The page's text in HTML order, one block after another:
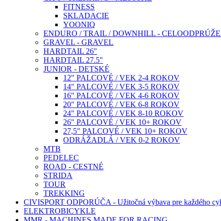
FITNESS
SKLADACIE
YOONIQ
ENDURO / TRAIL / DOWNHILL -
GRAVEL - GRAVEL
HARDTAIL 26"
HARDTAIL 27.5"
JUNIOR - DETSKÉ
12" PALCOVÉ / VEK 2-4 ROKOV
14" PALCOVÉ / VEK 3-5 ROKOV
16" PALCOVÉ / VEK 4-6 ROKOV
20" PALCOVÉ / VEK 6-8 ROKOV
24" PALCOVÉ / VEK 8-10 ROKOV
26" PALCOVÉ / VEK 10+ ROKOV
27,5" PALCOVÉ / VEK 10+ ROKOV
ODRÁŽADLÁ / VEK 0-2 ROKOV
MTB
PEDELEC
ROAD - CESTNÉ
STRIDA
TOUR
TREKKING
CIVISPORT ODPORÚČA - Užitočná výbava pre každého
ELEKTROBICYKLE